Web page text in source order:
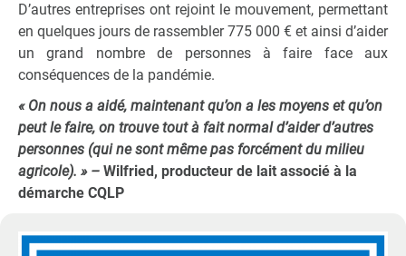
D’autres entreprises ont rejoint le mouvement, permettant
en quelques jours de rassembler 775 000 € et ainsi d’aider
un grand nombre de personnes à faire face aux
conséquences de la pandémie.
« On nous a aidé, maintenant qu’on a les moyens et qu’on
peut le faire, on trouve tout à fait normal d’aider d’autres
personnes (qui ne sont même pas forcément du milieu
agricole). » – Wilfried, producteur de lait associé à la
démarche CQLP